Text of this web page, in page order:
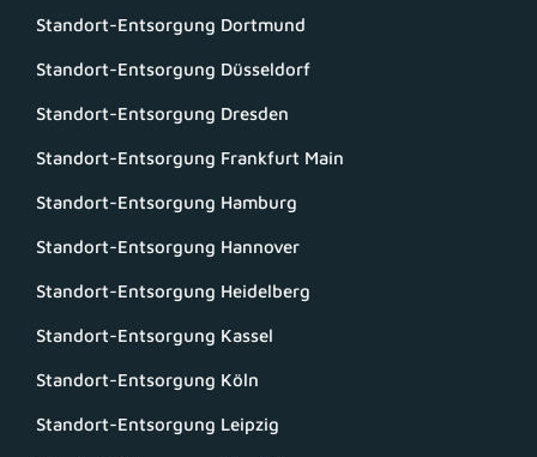
Standort-Entsorgung Dortmund
Standort-Entsorgung Düsseldorf
Standort-Entsorgung Dresden
Standort-Entsorgung Frankfurt Main
Standort-Entsorgung Hamburg
Standort-Entsorgung Hannover
Standort-Entsorgung Heidelberg
Standort-Entsorgung Kassel
Standort-Entsorgung Köln
Standort-Entsorgung Leipzig